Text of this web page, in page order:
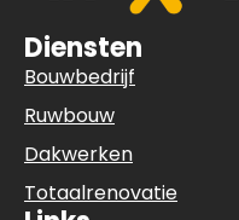
Diensten
Bouwbedrijf
Ruwbouw
Dakwerken
Totaalrenovatie